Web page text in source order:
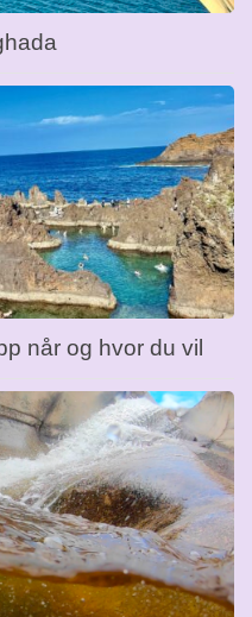
når og hvor du vil